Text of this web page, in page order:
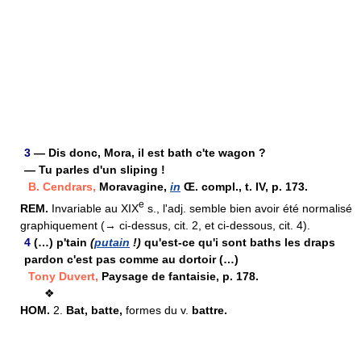
3 — Dis donc, Mora, il est bath c'te wagon ?
— Tu parles d'un sliping !
B. Cendrars, Moravagine, in Œ. compl., t. IV, p. 173.
REM. Invariable au XIXe s., l'adj. semble bien avoir été normalisé
graphiquement (→ ci-dessus, cit. 2, et ci-dessous, cit. 4).
4 (…) p'tain (putain !) qu'est-ce qu'i sont baths les draps
pardon c'est pas comme au dortoir (…)
Tony Duvert, Paysage de fantaisie, p. 178.
❖
HOM. 2. Bat, batte, formes du v. battre.